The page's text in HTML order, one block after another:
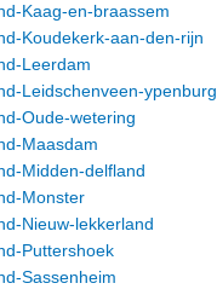
Kaag-en-braassem
Koudekerk-aan-den-rijn
Leerdam
Leidschenveen-ypenburg
Oude-wetering
Maasdam
Midden-delfland
Monster
Nieuw-lekkerland
Puttershoek
Sassenheim